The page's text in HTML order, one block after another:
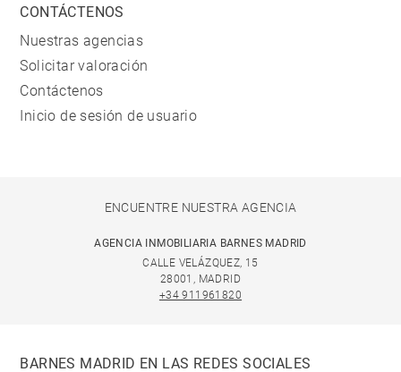
CONTÁCTENOS
Nuestras agencias
Solicitar valoración
Contáctenos
Inicio de sesión de usuario
ENCUENTRE NUESTRA AGENCIA
AGENCIA INMOBILIARIA BARNES MADRID
CALLE VELÁZQUEZ, 15
28001, MADRID
+34 911961820
BARNES MADRID EN LAS REDES SOCIALES